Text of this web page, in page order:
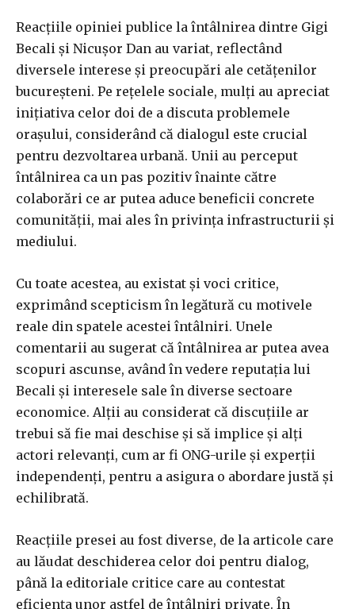
Reacțiile opiniei publice la întâlnirea dintre Gigi
Becali și Nicușor Dan au variat, reflectând
diversele interese și preocupări ale cetățenilor
bucureșteni. Pe rețelele sociale, mulți au apreciat
inițiativa celor doi de a discuta problemele
orașului, considerând că dialogul este crucial
pentru dezvoltarea urbană. Unii au perceput
întâlnirea ca un pas pozitiv înainte către
colaborări ce ar putea aduce beneficii concrete
comunității, mai ales în privința infrastructurii și
mediului.
Cu toate acestea, au existat și voci critice,
exprimând scepticism în legătură cu motivele
reale din spatele acestei întâlniri. Unele
comentarii au sugerat că întâlnirea ar putea avea
scopuri ascunse, având în vedere reputația lui
Becali și interesele sale în diverse sectoare
economice. Alții au considerat că discuțiile ar
trebui să fie mai deschise și să implice și alți
actori relevanți, cum ar fi ONG-urile și experții
independenți, pentru a asigura o abordare justă și
echilibrată.
Reacțiile presei au fost diverse, de la articole care
au lăudat deschiderea celor doi pentru dialog,
până la editoriale critice care au contestat
eficiența unor astfel de întâlniri private. În